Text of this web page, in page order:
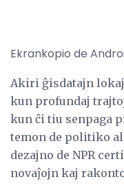
Ekrankopio de
Akiri ĝisdatajn
kun profundaj
kun ĉi tiu senpaga
temon de politiko al
dezajno de NPR
novaĵojn kaj